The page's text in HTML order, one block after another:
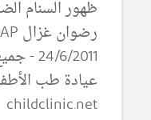
24/6/
childclinic.net